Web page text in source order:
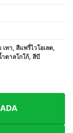
ทา, สีแพรี่ไวโอเลต,
ตาลโกโก้, สีบี